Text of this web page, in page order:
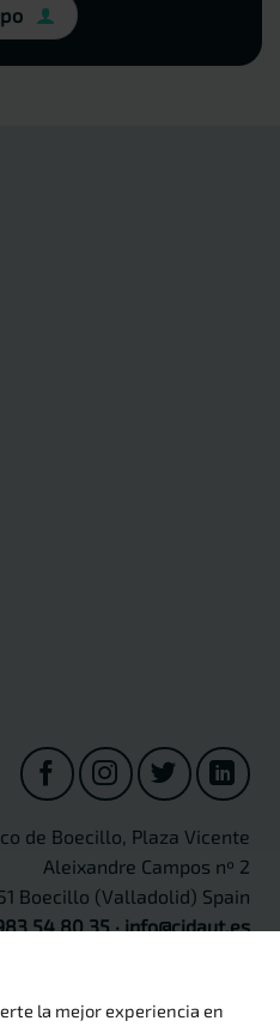
de Boecillo, Plaza Vicente
Aleixandre Campos nº 2
Boecillo (Valladolid) Spain
54 80 35·info@cidaut.es
la mejor experiencia en